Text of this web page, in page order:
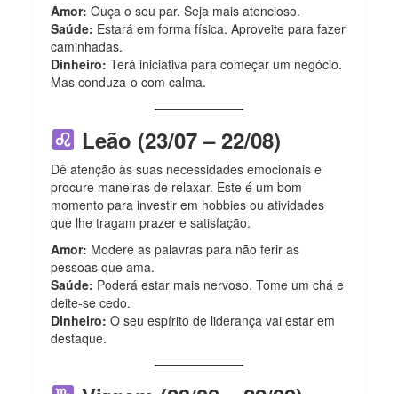
Amor: Ouça o seu par. Seja mais atencioso.
Saúde: Estará em forma física. Aproveite para fazer
caminhadas.
Dinheiro: Terá iniciativa para começar um negócio.
Mas conduza-o com calma.
Leão (23/07 – 22/08)
Dê atenção às suas necessidades emocionais e
procure maneiras de relaxar. Este é um bom
momento para investir em hobbies ou atividades
que lhe tragam prazer e satisfação.
Amor: Modere as palavras para não ferir as
pessoas que ama.
Saúde: Poderá estar mais nervoso. Tome um chá e
deite-se cedo.
Dinheiro: O seu espírito de liderança vai estar em
destaque.